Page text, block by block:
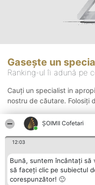
ȘOIMII Cofetari
12:03
Bună, suntem încântați să
să faceți clic pe subiectul
corespunzător! 🙂
Gasește un
Ranking-ul îi adună pe
Cauți un specialist in
nostru de căutare. Folosiți